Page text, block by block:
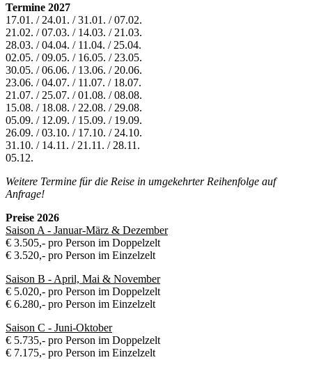
Termine 2027
17.01. / 24.01. / 31.01. / 07.02.
21.02. / 07.03. / 14.03. / 21.03.
28.03. / 04.04. / 11.04. / 25.04.
02.05. / 09.05. / 16.05. / 23.05.
30.05. / 06.06. / 13.06. / 20.06.
23.06. / 04.07. / 11.07. / 18.07.
21.07. / 25.07. / 01.08. / 08.08.
15.08. / 18.08. / 22.08. / 29.08.
05.09. / 12.09. / 15.09. / 19.09.
26.09. / 03.10. / 17.10. / 24.10.
31.10. / 14.11. / 21.11. / 28.11.
05.12.
Weitere Termine für die Reise in umgekehrter Reihenfolge auf
Anfrage!
Preise 2026
Saison A - Januar-März & Dezember
€ 3.505,- pro Person im Doppelzelt
€ 3.520,- pro Person im Einzelzelt
Saison B - April, Mai & November
€ 5.020,- pro Person im Doppelzelt
€ 6.280,- pro Person im Einzelzelt
Saison C - Juni-Oktober
€ 5.735,- pro Person im Doppelzelt
€ 7.175,- pro Person im Einzelzelt